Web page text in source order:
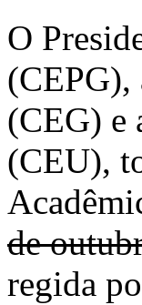
O
(CEPG),
(CEG) e
(CEU),
de
regida